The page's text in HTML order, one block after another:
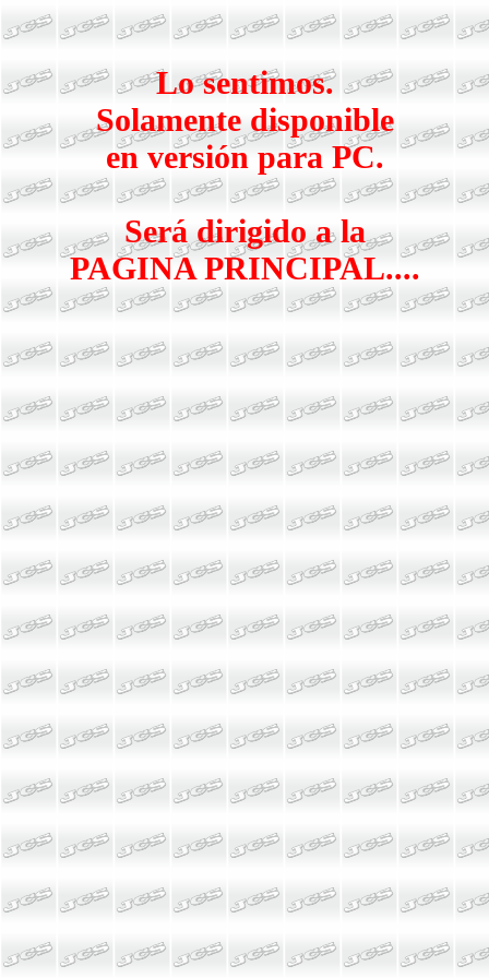
Lo sentimos.
Solamente disponible
en versión para PC.
Será dirigido a la
PAGINA PRINCIPAL....